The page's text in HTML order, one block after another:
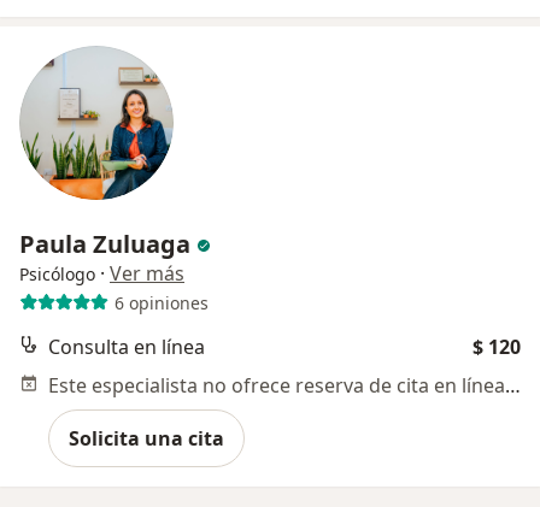
Paula Zuluaga
Psicólogo · Ver más
6 opiniones
Consulta en línea
$ 120
Este especialista no ofrece reserva de cita en línea en esta dirección.
Solicita una cita